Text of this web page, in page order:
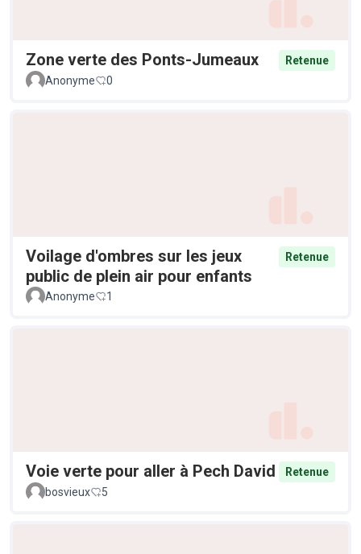
Zone verte des Ponts-Jumeaux
Retenue
Anonyme
0
Voilage d'ombres sur les jeux
public de plein air pour enfants
Retenue
Anonyme 1
Voie verte pour aller à Pech David
Retenue
bosvieux
5